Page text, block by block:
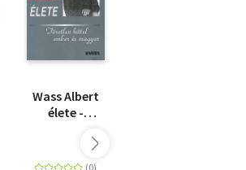
Wass Albert
élete -
hittel ember
és magyar